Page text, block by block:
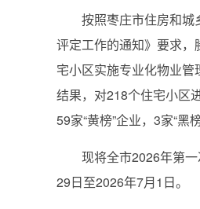
按照枣庄市住房和城乡
评定工作的通知》要求
宅小区实施专业化物业
结果，对218个住宅小区
59家“黄榜”企业，3家“黑榜
现将全市2026年第一
29日至2026年7月1日。